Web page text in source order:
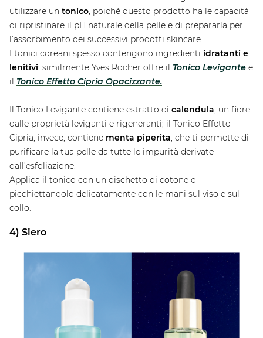
utilizzare un tonico, poiché questo prodotto ha le capacità
di ripristinare il pH naturale della pelle e di prepararla per
l’assorbimento dei successivi prodotti skincare.
I tonici coreani spesso contengono ingredienti idratanti e
lenitivi; similmente Yves Rocher offre il Tonico Levigante e
il Tonico Effetto Cipria Opacizzante.
Il Tonico Levigante contiene estratto di calendula, un fiore
dalle proprietà leviganti e rigeneranti; il Tonico Effetto
Cipria, invece, contiene menta piperita, che ti permette di
purificare la tua pelle da tutte le impurità derivate
dall’esfoliazione.
Applica il tonico con un dischetto di cotone o
picchiettandolo delicatamente con le mani sul viso e sul
collo.
4) Siero